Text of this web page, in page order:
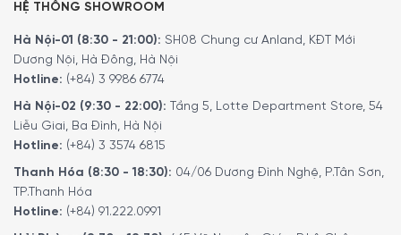
Để đặt mua sản phẩm, Quý khách hàng vui lòng liên hệ:
Hotline:
1900 6774 hoặc
Hoặc Đặt hàng trực tiếp trên website, Minh House sẽ
gọi lại để xác nhận đơn hàng với quý khách.
Hoặc Quý khách có thể đến trực tiếp
showroom
nghiệm sản phẩm này.
HỆ THỐNG SHOWROOM
Hà Nội-01 (8:30 - 21:00): SH08 Chung cư Anland, KĐT Mới
Dương Nội, Hà Đông, Hà Nội
Hotline: (+84) 3 9986 6774
Hà Nội-02 (9:30 - 22:00): Tầng 5, Lotte Department Store, 54
Liễu Giai, Ba Đình, Hà Nội
Hotline: (+84) 3 3574 6815
Thanh Hóa (8:30 - 18:30): 04/06 Dương Đình Nghệ, P.Tân Sơn,
TP.Thanh Hóa
Hotline: (+84) 91.222.0991